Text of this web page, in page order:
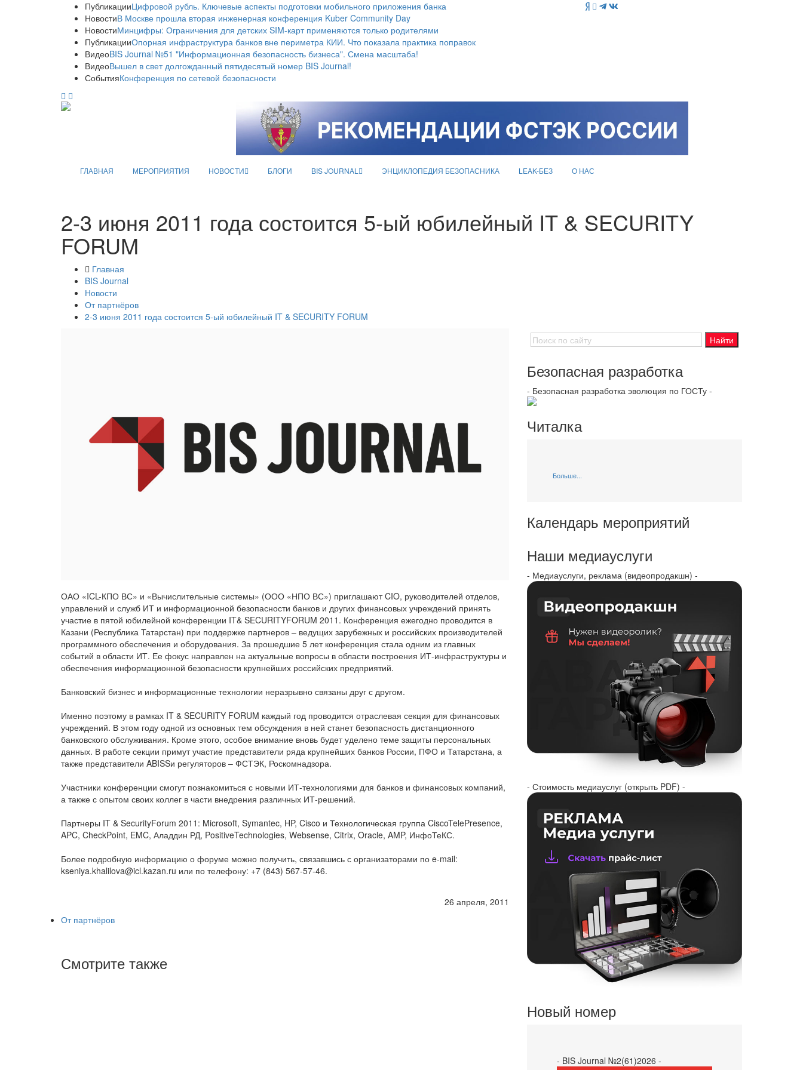
ПубликацииЦифровой рубль. Ключевые аспекты подготовки мобильного приложения банка
НовостиВ Москве прошла вторая инженерная конференция Kuber Community Day
НовостиМинцифры: Ограничения для детских SIM-карт применяются только родителями
ПубликацииОпорная инфраструктура банков вне периметра КИИ. Что показала практика поправок
ВидеоBIS Journal №51 "Информационная безопасность бизнеса". Смена масштаба!
ВидеоВышел в свет долгожданный пятидесятый номер BIS Journal!
СобытияКонференция по сетевой безопасности
ГЛАВНАЯ МЕРОПРИЯТИЯ НОВОСТИ БЛОГИ BIS JOURNAL ЭНЦИКЛОПЕДИЯ БЕЗОПАСНИКА LEAK-БЕЗ О НАС
2-3 июня 2011 года состоится 5-ый юбилейный IT & SECURITY
FORUM
Главная
BIS Journal
Новости
От партнёров
2-3 июня 2011 года состоится 5-ый юбилейный IT & SECURITY FORUM
ОАО «ICL-КПО ВС» и «Вычислительные системы» (ООО «НПО ВС») приглашают CIO, руководителей отделов,
управлений и служб ИТ и информационной безопасности банков и других финансовых учреждений принять
участие в пятой юбилейной конференции IT& SECURITYFORUM 2011. Конференция ежегодно проводится в
Казани (Республика Татарстан) при поддержке партнеров – ведущих зарубежных и российских производителей
программного обеспечения и оборудования. За прошедшие 5 лет конференция стала одним из главных
событий в области ИТ. Ее фокус направлен на актуальные вопросы в области построения ИТ-инфраструктуры и
обеспечения информационной безопасности крупнейших российских предприятий.
Банковский бизнес и информационные технологии неразрывно связаны друг с другом.
Именно поэтому в рамках IT & SECURITY FORUM каждый год проводится отраслевая секция для финансовых
учреждений. В этом году одной из основных тем обсуждения в ней станет безопасность дистанционного
банковского обслуживания. Кроме этого, особое внимание вновь будет уделено теме защиты персональных
данных. В работе секции примут участие представители ряда крупнейших банков России, ПФО и Татарстана, а
также представители ABISSи регуляторов – ФСТЭК, Роскомнадзора.
Участники конференции смогут познакомиться с новыми ИТ-технологиями для банков и финансовых компаний,
а также с опытом своих коллег в части внедрения различных ИТ-решений.
Партнеры IT & SecurityForum 2011: Microsoft, Symantec, HP, Cisco и Технологическая группа CiscoTelePresence,
APC, CheckPoint, EMC, Аладдин РД, PositiveTechnologies, Websense, Citrix, Oracle, AMP, ИнфоТеКС.
Более подробную информацию о форуме можно получить, связавшись с организаторами по e-mail:
kseniya.khalilova@icl.kazan.ru или по телефону: +7 (843) 567-57-46.
26 апреля, 2011
От партнёров
Смотрите также
Безопасная разработка
- Безопасная разработка эволюция по ГОСТу -
Читалка
Больше...
Календарь мероприятий
Наши медиауслуги
- Медиауслуги, реклама (видеопродакшн) -
- Стоимость медиауслуг (открыть PDF) -
Новый номер
- BIS Journal №2(61)2026 -